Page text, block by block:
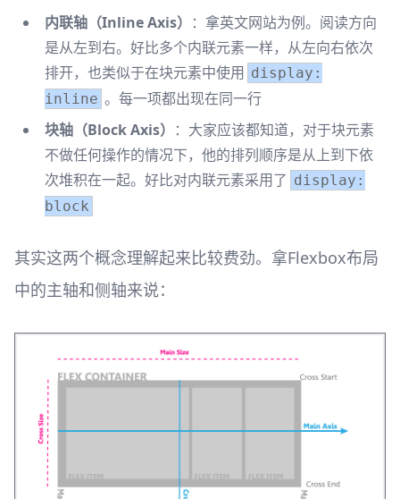
内联轴（Inline Axis） ：拿英文网站为例。阅读方向
是从左到右。好比多个内联元素一样，从左向右依次
排开，也类似于在块元素中使用 display:
inline 。每一项都出现在同一行
块轴（Block Axis） ：大家应该都知道，对于块元素
不做任何操作的情况下，他的排列顺序是从上到下依
次堆积在一起。好比对内联元素采用了 display:
block
其实这两个概念理解起来比较费劲。拿Flexbox布局
中的主轴和侧轴来说：